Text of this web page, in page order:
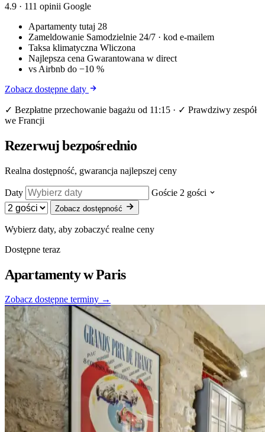
4.9 · 111 opinii Google
Apartamenty tutaj 28
Zameldowanie Samodzielnie 24/7 · kod e-mailem
Taksa klimatyczna Wliczona
Najlepsza cena Gwarantowana w direct
vs Airbnb do −10 %
Zobacz dostępne daty
✓ Bezpłatne przechowanie bagażu od 11:15 · ✓ Prawdziwy zespół
we Francji
Rezerwuj bezpośrednio
Realna dostępność, gwarancja najlepszej ceny
Daty Goście 2 gości
Zobacz dostępność
Wybierz daty, aby zobaczyć realne ceny
Dostępne teraz
Apartamenty wParis
Zobacz dostępne terminy →